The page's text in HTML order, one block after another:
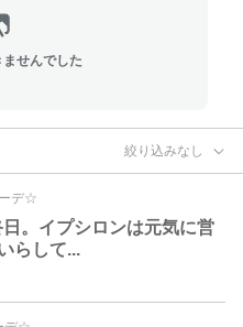
せんでした
絞り込みなし
デ☆
。イプシロンは元気に営
らして...